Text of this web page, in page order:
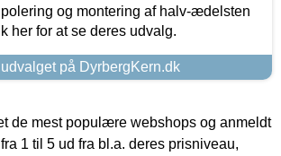
og montering af halv-ædelsten
her for at se deres udvalg.
på DyrbergKern.dk
de mest populære webshops og anmeldt
1 til 5 ud fra bl.a. deres prisniveau,